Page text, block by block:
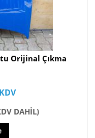
Orijinal Çıkma
DAHİL)